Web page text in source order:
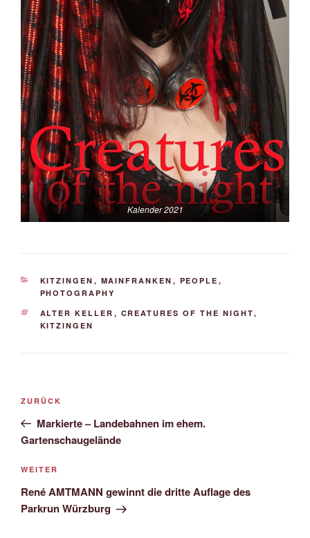
Kalender 2021
KATEGORIEN
KITZINGEN , MAINFRANKEN , PEOPLE ,
PHOTOGRAPHY
SCHLAGWÖRTER
ALTER KELLER , CREATURES OF THE NIGHT,
KITZINGEN
Beitrags-
Vorheriger
Beitrag
ZURÜCK
Markierte – Landebahnen im ehem.
Gartenschaugelände
Nächster
Beitrag
WEITER
René AMTMANN gewinnt die dritte Auflage des
Parkrun Würzburg